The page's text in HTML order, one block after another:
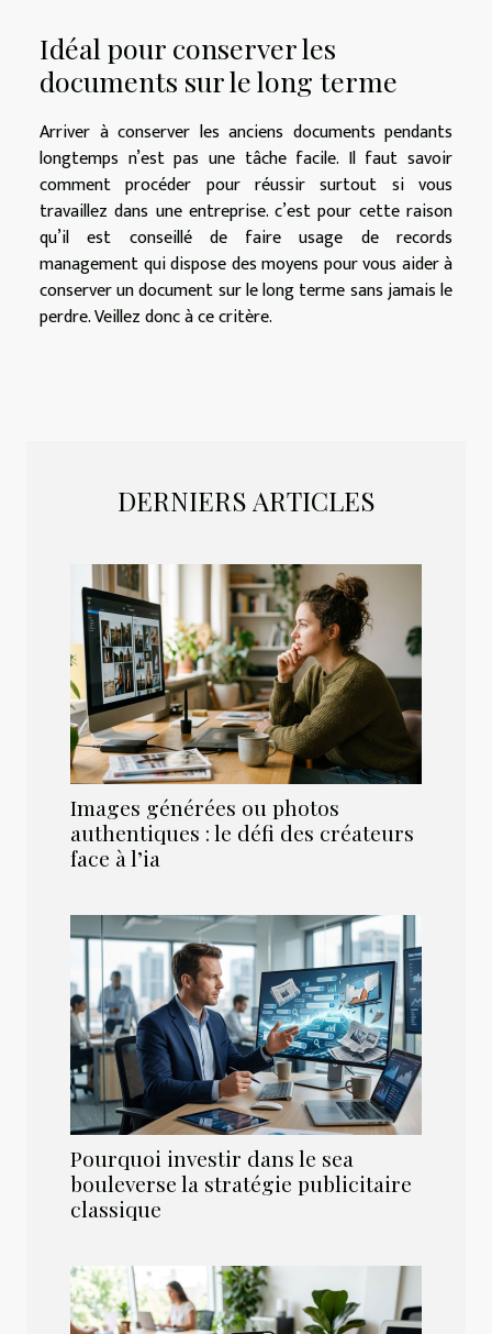
Idéal pour conserver les
documents sur le long terme
Arriver à conserver les anciens documents pendants
longtemps n’est pas une tâche facile. Il faut savoir
comment procéder pour réussir surtout si vous
travaillez dans une entreprise. c’est pour cette raison
qu’il est conseillé de faire usage de records
management qui dispose des moyens pour vous aider à
conserver un document sur le long terme sans jamais le
perdre. Veillez donc à ce critère.
DERNIERS ARTICLES
Images générées ou photos
authentiques : le défi des créateurs
face à l’ia
Pourquoi investir dans le sea
bouleverse la stratégie publicitaire
classique